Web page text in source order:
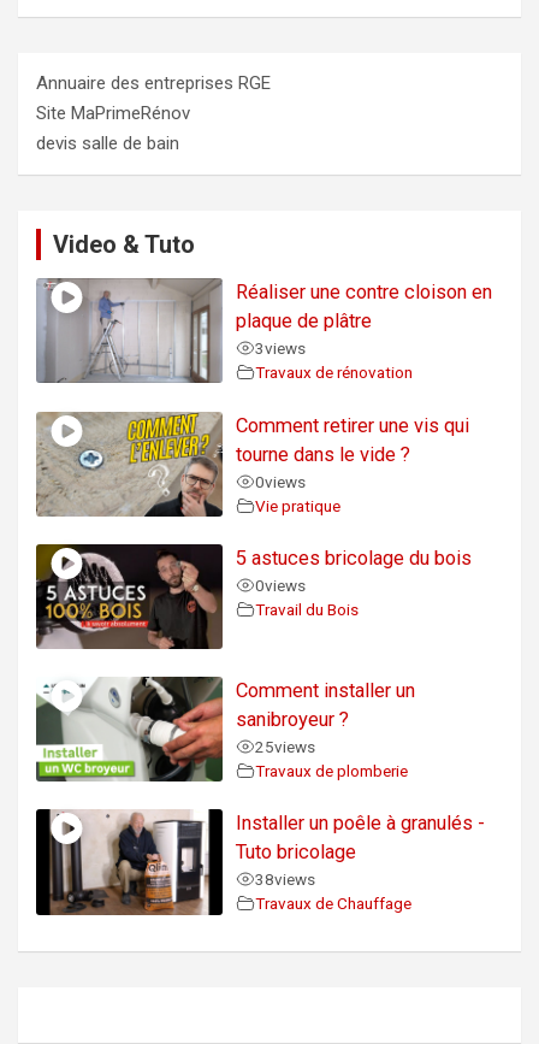
Annuaire des entreprises RGE
Site MaPrimeRénov
devis salle de bain
Video & Tuto
Réaliser une contre cloison en
plaque de plâtre
3views
Travaux de rénovation
Comment retirer une vis qui
tourne dans le vide ?
0views
Vie pratique
5 astuces bricolage du bois
0views
Travail du Bois
Comment installer un
sanibroyeur ?
25views
Travaux de plomberie
Installer un poêle à granulés -
Tuto bricolage
38views
Travaux de Chauffage